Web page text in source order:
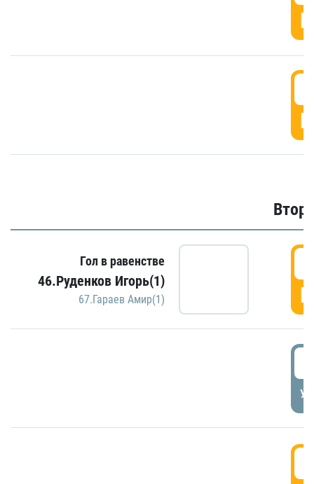
Гол в равенстве
46.Руденков Игорь(1)
67.Гараев Амир(1)